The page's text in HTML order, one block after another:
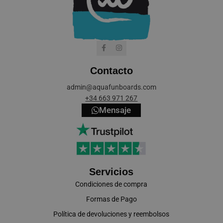
Contacto
admin@aquafunboards.com
+34 663 971 267
Mensaje
Servicios
Condiciones de compra
Formas de Pago
Política de devoluciones y reembolsos
cookieyes-consent
VISITOR_PRIVACY_METADATA